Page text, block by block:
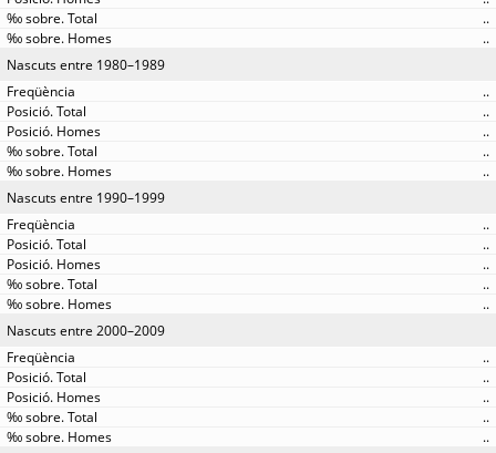
..
..
Nascuts entre 1980–1989
..
..
..
..
..
Nascuts entre 1990–1999
..
..
..
..
..
Nascuts entre 2000–2009
..
..
..
..
..